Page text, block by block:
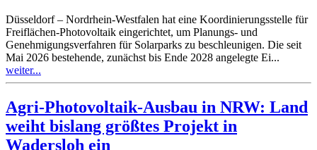
Düsseldorf – Nordrhein-Westfalen hat eine Koordinierungsstelle für
Freiflächen-Photovoltaik eingerichtet, um Planungs- und
Genehmigungsverfahren für Solarparks zu beschleunigen. Die seit
Mai 2026 bestehende, zunächst bis Ende 2028 angelegte Ei...
weiter...
Agri-Photovoltaik-Ausbau in NRW: Land
weiht bislang größtes Projekt in
Wadersloh ein